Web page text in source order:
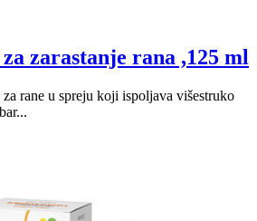
zarastanje rana ,125 ml
rane u spreju koji ispoljava višestruko